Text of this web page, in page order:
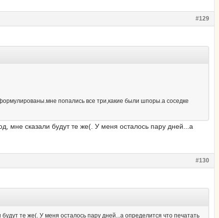
#129
попались все три,какие были шпоры.а соседке
мне сказали будут те же(. У меня осталось пару дней...а
#130
те же(. У меня осталось пару дней...а определится что печатать